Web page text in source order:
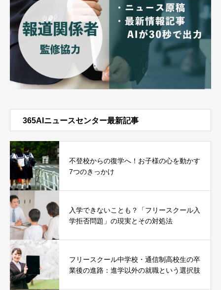
365AIニュースセンター最新記事
不登校からの復学へ！お子様の心を動かす
7つのきっかけ
入学できないことも？「フリースクール入
学拒否問題」の現実とその対処法
フリースクール中学校・通信制高校生の卒
業後の進路：進学以外の就職という選択肢